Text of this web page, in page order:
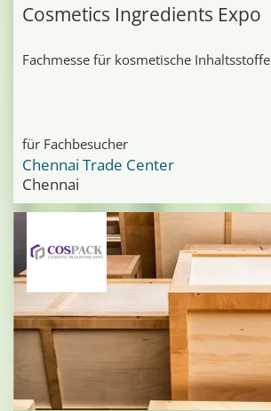
Cosmetics Ingredients Expo
Fachmesse für kosmetische Inhaltsstoffe
für Fachbesucher
Chennai Trade Center
Chennai